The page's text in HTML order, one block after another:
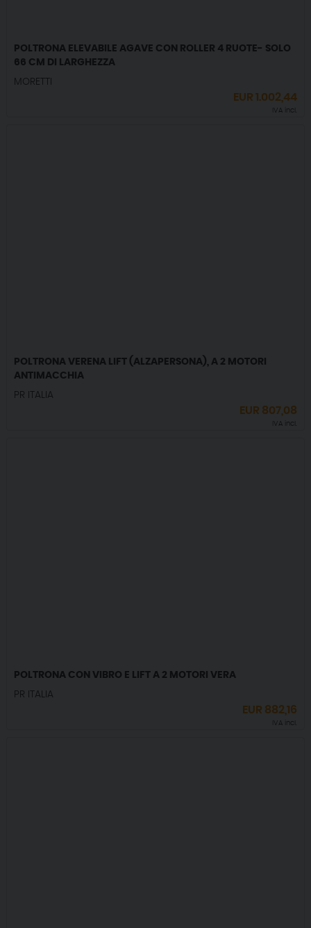
POLTRONA ELEVABILE AGAVE CON ROLLER 4 RUOTE- SOLO
66 CM DI LARGHEZZA
MORETTI
EUR1.002,44
IVA incl.
POLTRONA VERENA LIFT (ALZAPERSONA), A 2 MOTORI
ANTIMACCHIA
PR ITALIA
EUR 807,08
IVA incl.
POLTRONA CON VIBRO E LIFT A 2 MOTORI VERA
PR ITALIA
EUR 882,16
IVA incl.